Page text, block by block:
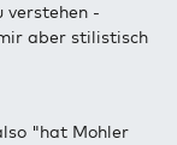
verstehen -
aber stilistisch
"hat Mohler